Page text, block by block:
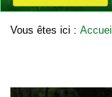
Vous êtes ici : Accueil